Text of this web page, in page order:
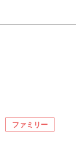
ファミリー